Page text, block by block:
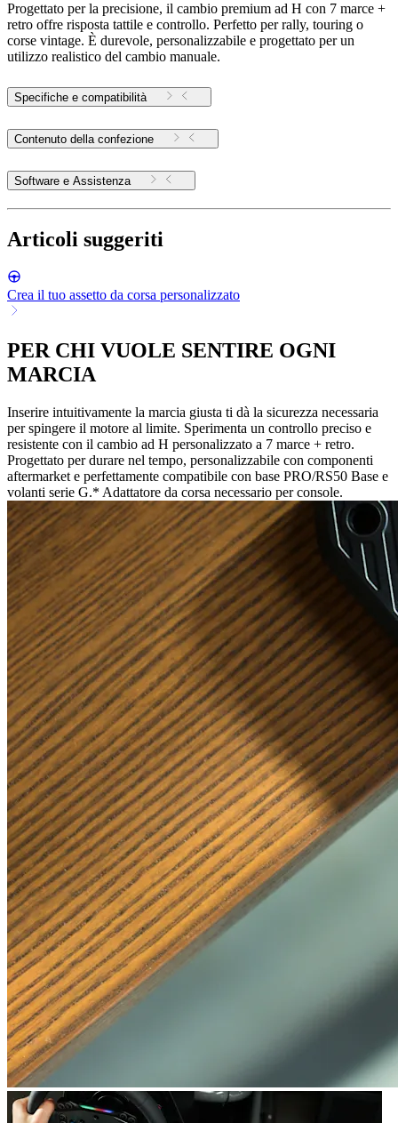
Progettato per la precisione, il cambio premium ad H con 7 marce +
retro offre risposta tattile e controllo. Perfetto per rally, touring o
corse vintage. È durevole, personalizzabile e progettato per un
utilizzo realistico del cambio manuale.
Specifiche e compatibilità
Contenuto della confezione
Software e Assistenza
Articoli suggeriti
Crea il tuo assetto da corsa personalizzato
PER CHI VUOLE SENTIRE OGNI
MARCIA
Inserire intuitivamente la marcia giusta ti dà la sicurezza necessaria
per spingere il motore al limite. Sperimenta un controllo preciso e
resistente con il cambio ad H personalizzato a 7 marce + retro.
Progettato per durare nel tempo, personalizzabile con componenti
aftermarket e perfettamente compatibile con base PRO/RS50 Base e
volanti serie G.* Adattatore da corsa necessario per console.